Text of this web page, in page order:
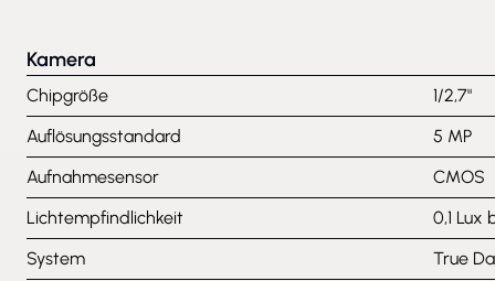
Kamera
Chipgröße
1/2,7"
Auflösungsstandard
5 MP
Aufnahmesensor
CMOS
Lichtempfindlichkeit
0,1 Lux
System
True